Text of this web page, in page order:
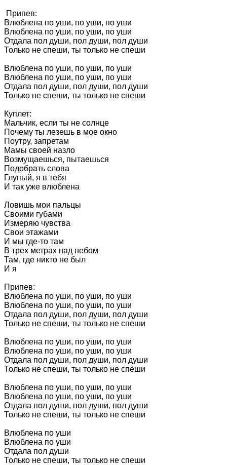
Припев:
Влюблена по уши, по уши, по уши
Влюблена по уши, по уши, по уши
Отдала пол души, пол души, пол души
Только не спеши, ты только не спеши
Влюблена по уши, по уши, по уши
Влюблена по уши, по уши, по уши
Отдала пол души, пол души, пол души
Только не спеши, ты только не спеши
Куплет:
Мальчик, если ты не солнце
Почему ты лезешь в мое окно
Поутру, запретам
Мамы своей назло
Возмущаешься, пытаешься
Подобрать слова
Глупый, я в тебя
И так уже влюблена
Ловишь мои пальцы
Своими губами
Измеряю чувства
Свои этажами
И мы где-то там
В трех метрах над небом
Там, где никто не был
И я
Припев:
Влюблена по уши, по уши, по уши
Влюблена по уши, по уши, по уши
Отдала пол души, пол души, пол души
Только не спеши, ты только не спеши
Влюблена по уши, по уши, по уши
Влюблена по уши, по уши, по уши
Отдала пол души, пол души, пол души
Только не спеши, ты только не спеши
Влюблена по уши, по уши, по уши
Влюблена по уши, по уши, по уши
Отдала пол души, пол души, пол души
Только не спеши, ты только не спеши
Влюблена по уши
Влюблена по уши
Отдала пол души
Только не спеши, ты только не спеши